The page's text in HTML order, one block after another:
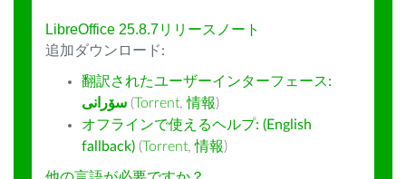
LibreOffice 25.8.7リリースノート
追加ダウンロード:
翻訳されたユーザーインターフェース:
سۆرانی (Torrent,情報)
オフラインで使えるヘルプ: (English
fallback) (Torrent,情報)